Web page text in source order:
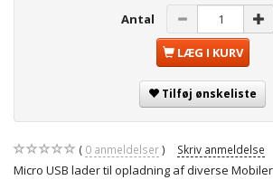
Antal
LÆG I KURV
Tilføj ønskeliste
0 anmeldelser Skriv anmeldelse
Micro USB lader til opladning af diverse